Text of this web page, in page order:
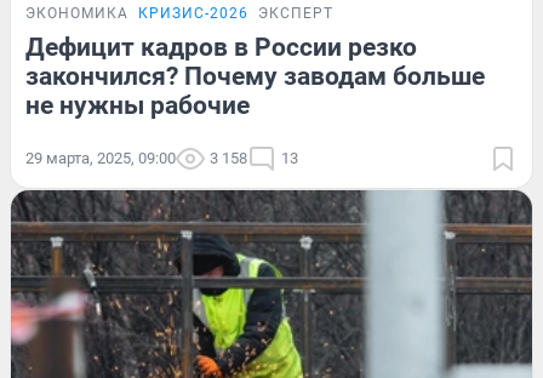
ЭКОНОМИКА КРИЗИС-2026 ЭКСПЕРТ
Дефицит кадров в России резко
закончился? Почему заводам больше
не нужны рабочие
29 марта, 2025, 09:00 3 158 13